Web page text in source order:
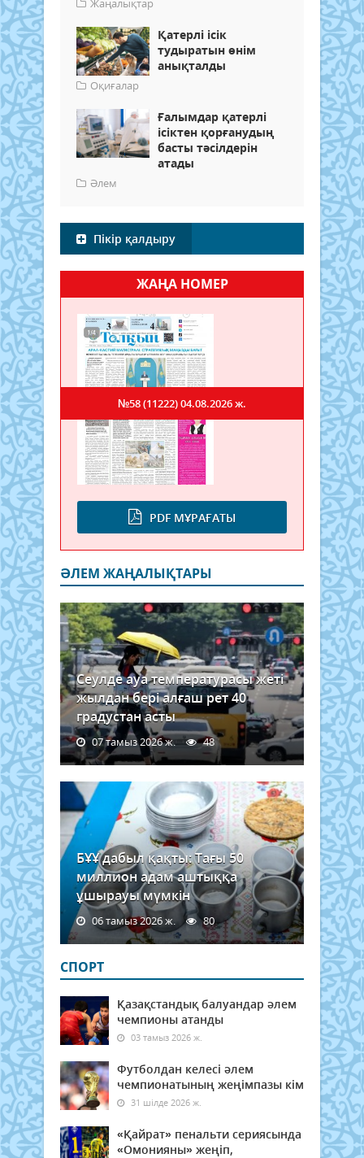
Жаңалықтар
Қатерлі ісік
тудыратын өнім
анықталды
Оқиғалар
Ғалымдар қатерлі
ісіктен қорғанудың
басты тәсілдерін
атады
Әлем
Пікір қалдыру
ЖАҢА НОМЕР
PDF МҰРАҒАТЫ
№58 (11222)04.08.2026 ж.
ӘЛЕМ ЖАҢАЛЫҚТАРЫ
Сеулде ауа температурасы жеті
жылдан бері алғаш рет 40
градустан асты
07 тамыз 2026 ж. 48
БҰҰ дабыл қақты: Тағы 50
миллион адам аштыққа
ұшырауы мүмкін
06 тамыз 2026 ж. 80
СПОРТ
Қазақстандық балуандар әлем
чемпионы атанды
03 тамыз 2026 ж.
Футболдан келесі әлем
чемпионатының жеңімпазы кім
31 шілде 2026 ж.
«Қайрат» пенальти сериясында
«Омонияны» жеңіп,